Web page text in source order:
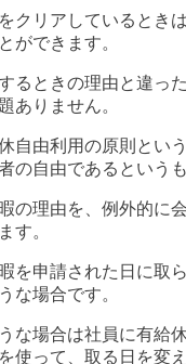
クリアしているとき
ができます。
るときの理由と違っ
ありません。
自由利用の原則とい
の自由であるという
の理由を、例外的に
す。
を申請された日に取
な場合です。
な場合は社員に有給
使って、取る日を変